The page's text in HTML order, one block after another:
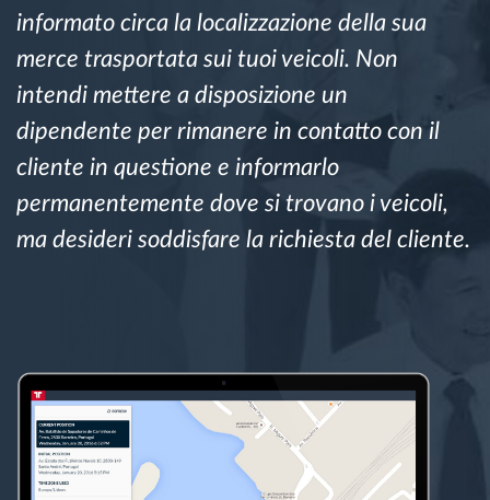
Pianificazione dei percorsi e monitoraggio
Identificazione automatica del conducente
Scopri tutte le caratteristiche
informato circa la localizzazione della sua
merce trasportata sui tuoi veicoli. Non
intendi mettere a disposizione un
dipendente per rimanere in contatto con il
cliente in questione e informarlo
permanentemente dove si trovano i veicoli,
ma desideri soddisfare la richiesta del cliente.